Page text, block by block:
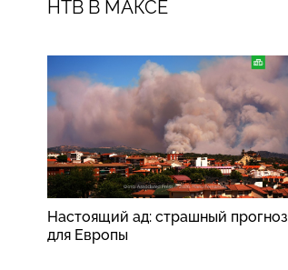
НТВ В МАКСЕ
Настоящий ад: страшный прогноз
для Европы